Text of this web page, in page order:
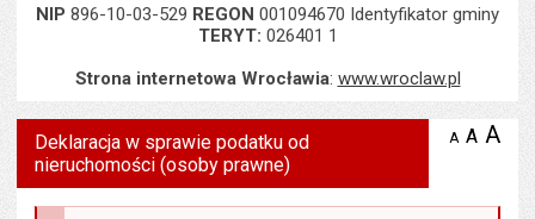
NIP 896-10-03-529 REGON 001094670 Identyfikator gminy
TERYT: 026401 1
Strona internetowa Wrocławia: www.wroclaw.pl
Wyświetlono artykuł "Deklaracja w sprawie podatku od
Deklaracja w sprawie podatku od
nieruchomości (osoby prawne)
A zmniejsz
A A